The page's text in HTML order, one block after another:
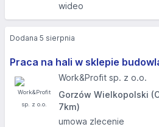
wideo
Praca na hali w sklepie
Work&Profit sp. z o.o.
Gorzów Wielkopolski
7km)
umowa zlecenie
Dodana 5 sierpnia